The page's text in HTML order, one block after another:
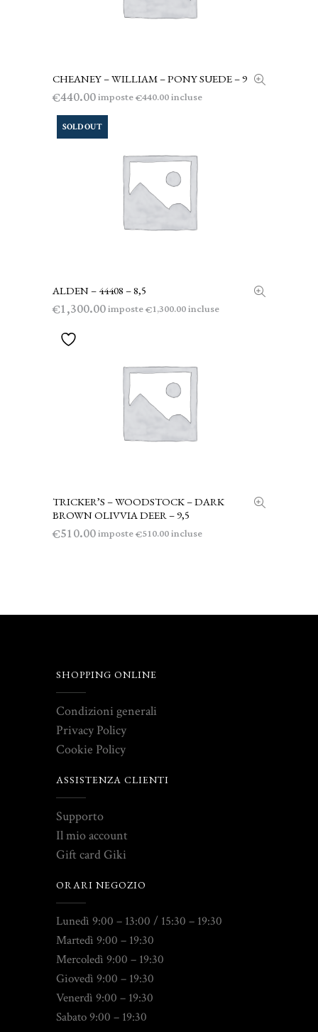
AGGIUNGI AL CARRELLO
CHEANEY – WILLIAM – PONY SUEDE – 9
€440.00imposte€440.00incluse
SOLD OUT
LEGGI TUTTO
ALDEN – 44408 – 8,5
€1,300.00imposte€1,300.00incluse
AGGIUNGI AL CARRELLO
TRICKER’S – WOODSTOCK – DARK
BROWN OLIVVIA DEER – 9,5
€510.00imposte€510.00incluse
SHOPPING ONLINE
Condizioni generali
Privacy Policy
Cookie Policy
ASSISTENZA CLIENTI
Supporto
Il mio account
Gift card Giki
ORARI NEGOZIO
Lunedì 9:00 – 13:00 / 15:30 – 19:30
Martedì 9:00 – 19:30
Mercoledì 9:00 – 19:30
Giovedì 9:00 – 19:30
Venerdì 9:00 – 19:30
Sabato 9:00 – 19:30